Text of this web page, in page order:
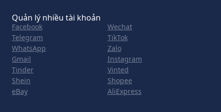
Quản lý nhiều tài khoản
Facebook
Wechat
Telegram
TikTok
WhatsApp
Zalo
Gmail
Instagram
Tinder
Vinted
Shein
Shopee
eBay
AliExpress